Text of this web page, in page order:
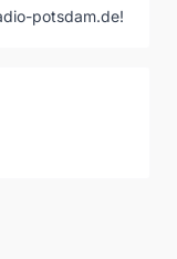
potsdam.de!